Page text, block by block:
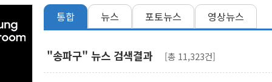
통합 뉴스 포토뉴스 영상뉴스
"송파구" 뉴스 검색결과 [총 11,323건]